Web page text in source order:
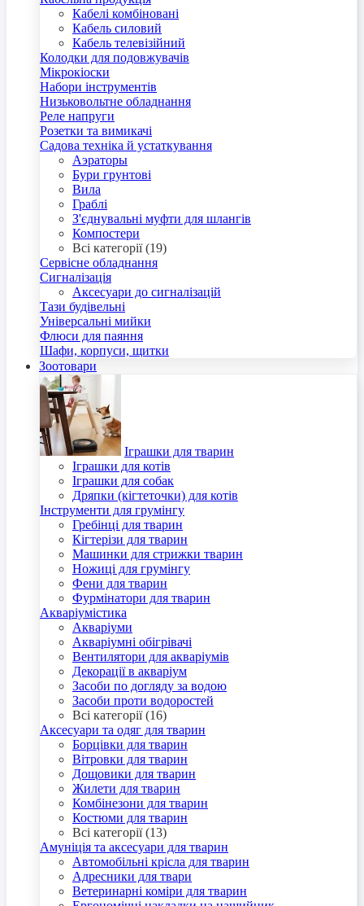
Кабелі комбіновані
Кабель силовий
Кабель телевізійний
Колодки для подовжувачів
Мікрокіоски
Набори інструментів
Низьковольтне обладнання
Реле напруги
Розетки та вимикачі
Садова техніка й устаткування
Аэраторы
Бури грунтові
Вила
Граблі
З'єднувальні муфти для шлангів
Компостери
Всі категорії (19)
Сервісне обладнання
Сигналізація
Аксесуари до сигналізацій
Тази будівельні
Універсальні мийки
Флюси для паяння
Шафи, корпуси, щитки
Зоотовари
Іграшки для тварин
Іграшки для котів
Іграшки для собак
Дряпки (кігтеточки) для котів
Інструменти для грумінгу
Гребінці для тварин
Кігтерізи для тварин
Машинки для стрижки тварин
Ножиці для грумінгу
Фени для тварин
Фурмінатори для тварин
Акваріумістика
Акваріуми
Акваріумні обігрівачі
Вентилятори для акваріумів
Декорації в акваріум
Засоби по догляду за водою
Засоби проти водоростей
Всі категорії (16)
Аксесуари та одяг для тварин
Борцівки для тварин
Вітровки для тварин
Дощовики для тварин
Жилети для тварин
Комбінезони для тварин
Костюми для тварин
Всі категорії (13)
Амуніція та аксесуари для тварин
Автомобільні крісла для тварин
Адресники для твари
Ветеринарні коміри для тварин